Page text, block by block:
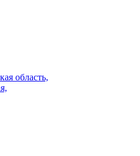
область,